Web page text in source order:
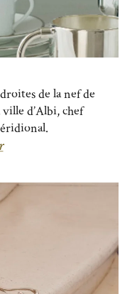
de la nef de
d’Albi, chef